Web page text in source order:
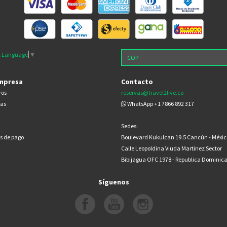
Language ▼
de pago
Contacto
reservas@travel2live.co
WhatsApp +1 7866 892 317
Sedes:
Boulevard Kukulcan 19.5 Cancún -
Calle Leopoldina Viuda Martinez Sector
Bibijagua OFC 1978 - Republica
Síguenos